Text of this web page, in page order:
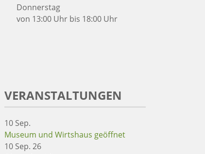
Donnerstag
von 13:00 Uhr bis 18:00 Uhr
VERANSTALTUNGEN
10 Sep.
Museum und Wirtshaus geöffnet
10 Sep. 26